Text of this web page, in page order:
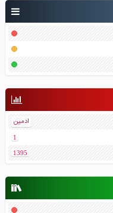
ادمین
1
1395